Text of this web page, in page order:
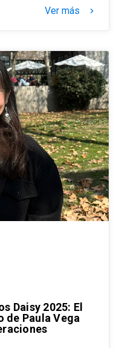
Ver más keyboard_arrow_right
Daisy 2025: El
de Paula Vega